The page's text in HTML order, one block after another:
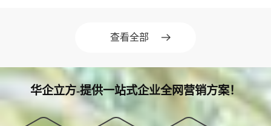
全网营销
竞价托管
查看全部
华企立方-提供一站式企业全网营销方案！